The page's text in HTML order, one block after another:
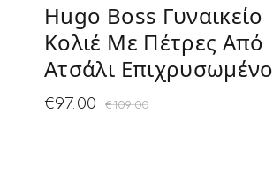
Hugo Boss Γυναικείο
Κολιέ Με Πέτρες Από
Ατσάλι Επιχρυσωμένο
€109.00
€97.00